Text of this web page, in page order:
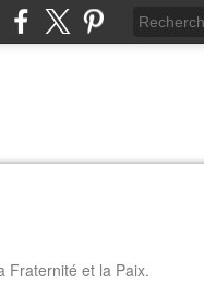
Fraternité et la Paix.